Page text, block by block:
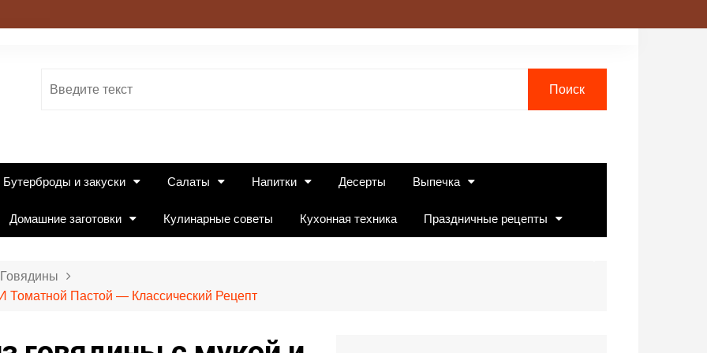
Бутерброды и закуски Салаты Напитки Десерты Выпечка
Домашние заготовки Кулинарные советы Кухонная техника Праздничные рецепты
Пастой — Классический Рецепт